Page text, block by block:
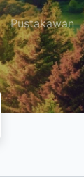
Pustakawan